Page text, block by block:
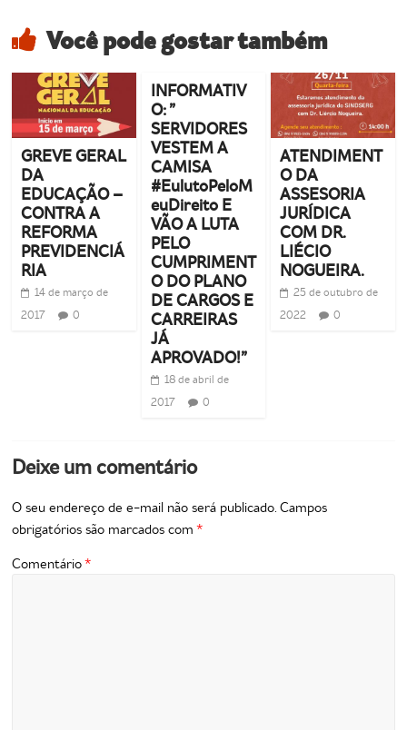
Você pode gostar também
GREVE GERAL
DA
EDUCAÇÃO –
CONTRA A
REFORMA
PREVIDENCIÁ
RIA
14 de março de
2017
0
INFORMATIV
O: ”
SERVIDORES
VESTEM A
CAMISA
#EulutoPeloM
euDireito E
VÃO A LUTA
PELO
CUMPRIMENT
O DO PLANO
DE CARGOS E
CARREIRAS
JÁ
APROVADO!”
18 de abril de
2017
0
ATENDIMENT
O DA
ASSESORIA
JURÍDICA
COM DR.
LIÉCIO
NOGUEIRA.
25 de outubro de
2022
0
Deixe um comentário
O seu endereço de e-mail não será publicado. Campos
obrigatórios são marcados com*
Comentário*